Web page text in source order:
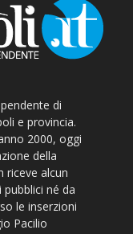
di
e provincia.
2000, oggi
della
riceve alcun
né da
le inserzioni
Pacilio